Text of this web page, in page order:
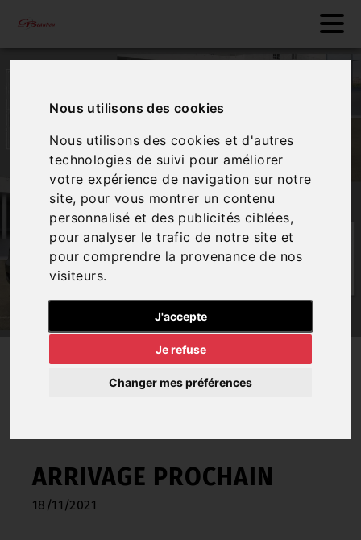
Nous utilisons des cookies
Nous utilisons des cookies et d'autres
technologies de suivi pour améliorer
votre expérience de navigation sur notre
site, pour vous montrer un contenu
personnalisé et des publicités ciblées,
pour analyser le trafic de notre site et
pour comprendre la provenance de nos
visiteurs.
J'accepte
Je refuse
Changer mes préférences
Arrivage prochain
ARRIVAGE PROCHAIN
18/11/2021